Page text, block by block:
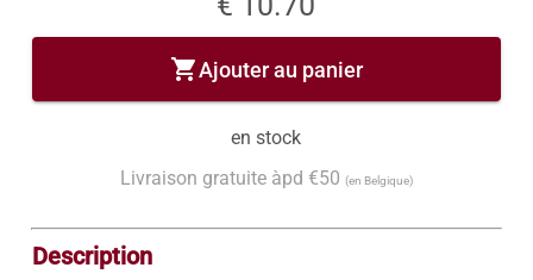
shopping_cartAjouter au panier
en stock
Livraison gratuite àpd €50 (en Belgique)
Description